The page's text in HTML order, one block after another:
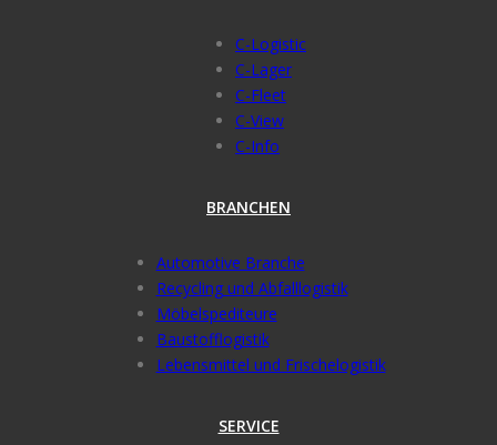
C-Logistic
C-Lager
C-Fleet
C-View
C-Info
BRANCHEN
Automotive Branche
Recycling und Abfalllogistik
Möbelspediteure
Baustofflogistik
Lebensmittel und Frischelogistik
SERVICE